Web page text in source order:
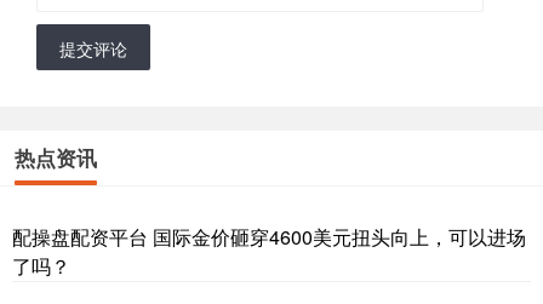
提交评论
热点资讯
配操盘配资平台 国际金价砸穿4600美元扭头向上，可以进场
了吗？